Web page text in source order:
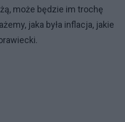
może będzie im trochę
jaka była inflacja, jakie